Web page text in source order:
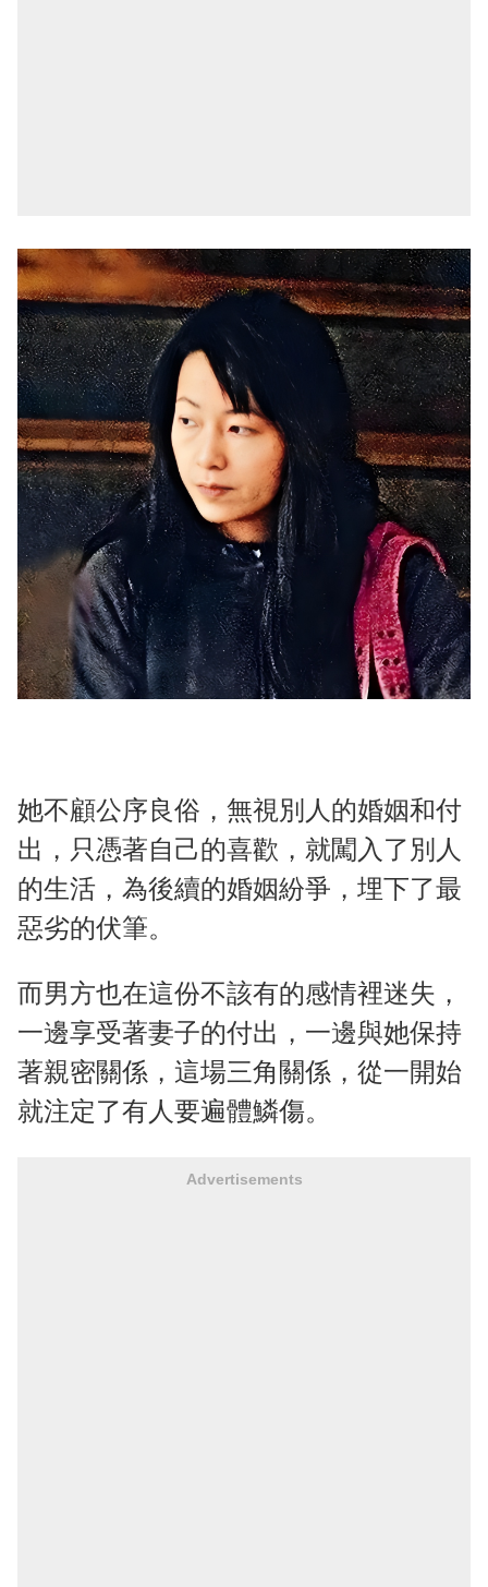
她不顧公序良俗，無視別人的婚姻和付
出，只憑著自己的喜歡，就闖入了別人
的生活，為後續的婚姻紛爭，埋下了最
惡劣的伏筆。
而男方也在這份不該有的感情裡迷失，
一邊享受著妻子的付出，一邊與她保持
著親密關係，這場三角關係，從一開始
就注定了有人要遍體鱗傷。
Advertisements